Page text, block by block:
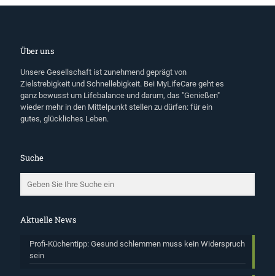
Über uns
Unsere Gesellschaft ist zunehmend geprägt von
Zielstrebigkeit und Schnellebigkeit. Bei MyLifeCare geht es
ganz bewusst um Lifebalance und darum, das "Genießen"
wieder mehr in den Mittelpunkt stellen zu dürfen: für ein
gutes, glückliches Leben.
Suche
Aktuelle News
Profi-Küchentipp: Gesund schlemmen muss kein Widerspruch
sein